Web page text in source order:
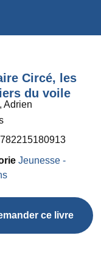
Circé, les
du voile
Adrien
Jeunesse -
ce livre